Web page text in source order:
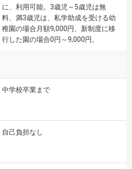
に、利用可能。3歳児～5歳児は無
料、満3歳児は、私学助成を受ける幼
稚園の場合月額9,000円、新制度に移
行した園の場合0円～9,000円。
中学校卒業まで
自己負担なし